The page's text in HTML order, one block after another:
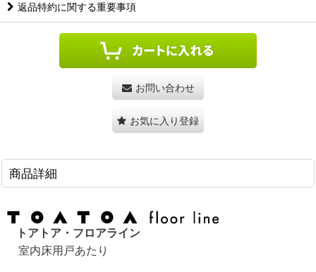
返品特約に関する重要事項
お問い合わせ
お気に入り登録
商品詳細
トアトア・フロアライン
室内床用戸あたり